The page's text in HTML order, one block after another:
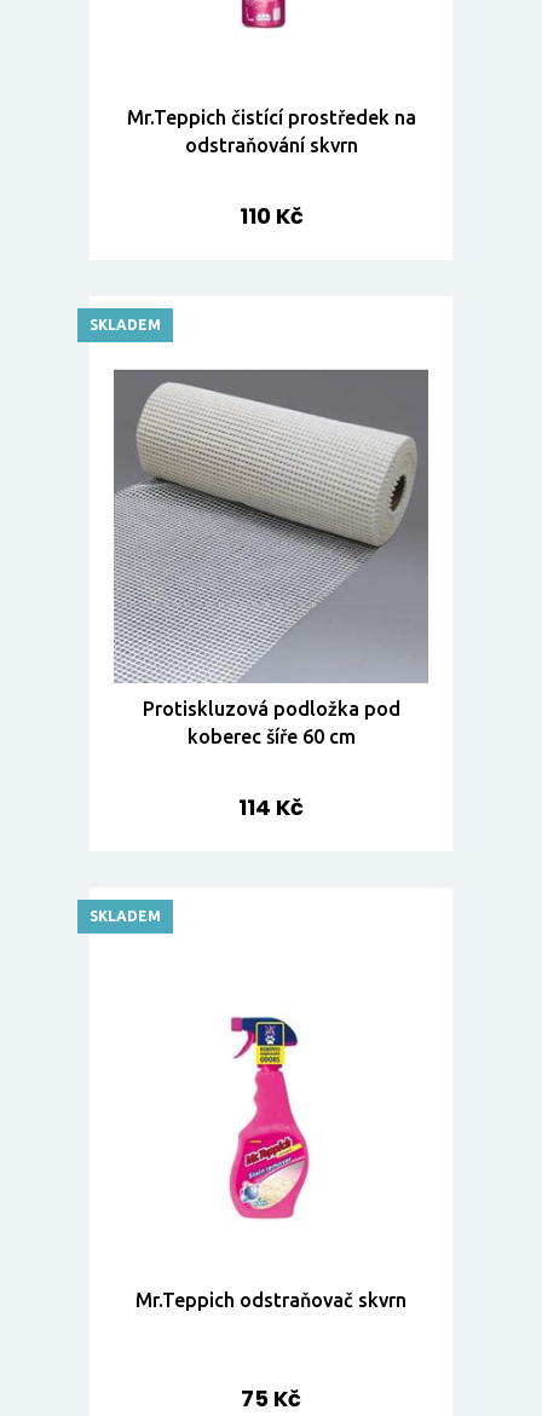
Mr.Teppich čistící prostředek na
odstraňování skvrn
110 Kč
Protiskluzová podložka pod
koberec šíře 60 cm
114 Kč
SKLADEM
Mr.Teppich odstraňovač skvrn
75 Kč
SKLADEM